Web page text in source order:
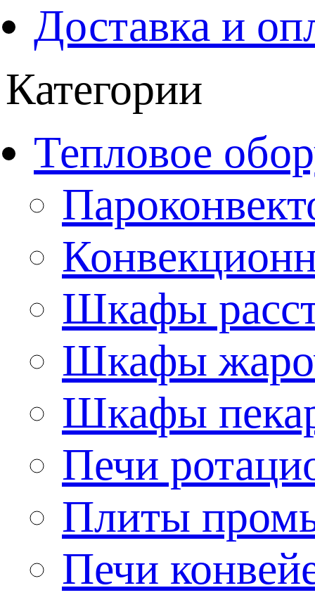
Доставка и
Категории
Тепловое
Шкафы
Шкафы
Шкафы
Печи
Плиты
Печи